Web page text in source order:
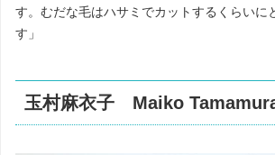
す。むだな毛はハサミでカットするくらいに
す」
玉村麻衣子 Maiko